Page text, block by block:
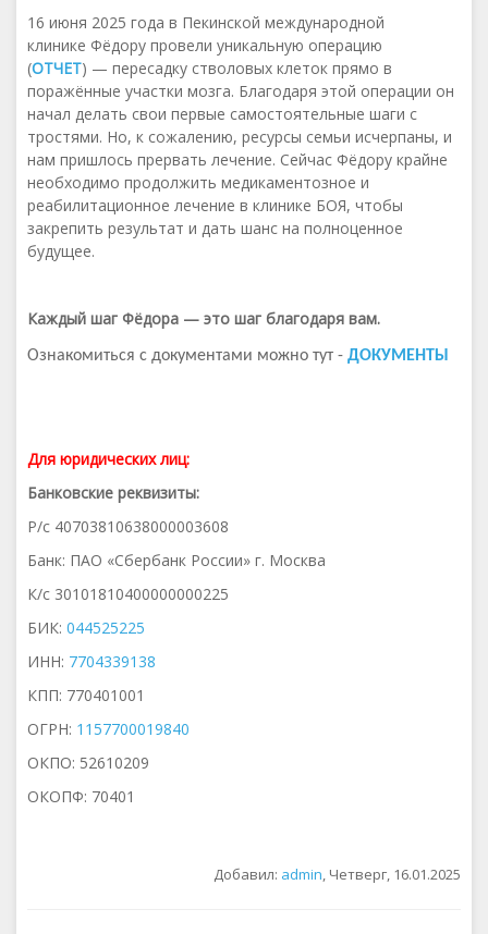
16 июня 2025 года в Пекинской международной
клинике Фёдору провели уникальную операцию
(ОТЧЕТ) — пересадку стволовых клеток прямо в
поражённые участки мозга. Благодаря этой операции он
начал делать свои первые самостоятельные шаги с
тростями. Но, к сожалению, ресурсы семьи исчерпаны, и
нам пришлось прервать лечение. Сейчас Фёдору крайне
необходимо продолжить медикаментозное и
реабилитационное лечение в клинике БОЯ, чтобы
закрепить результат и дать шанс на полноценное
будущее.
Каждый шаг Фёдора — это шаг благодаря вам.
Ознакомиться с документами можно тут - ДОКУМЕНТЫ
Для юридических лиц:
Банковские реквизиты:
Р/с 40703810638000003608
Банк: ПАО «Сбербанк России» г. Москва
К/с 30101810400000000225
БИК: 044525225
ИНН: 7704339138
КПП: 770401001
ОГРН: 1157700019840
ОКПО: 52610209
ОКОПФ: 70401
Добавил: admin, Четверг, 16.01.2025